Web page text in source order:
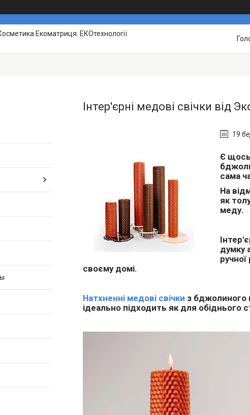
Екоматриця. ЕКОтехнології
Інтер'єрні медові свічки від
19
Є щось
сама
На
як
меду.
думку
своєму домі.
Натхненні медові свічки з бджолиного
ідеально підходить як для обіднього